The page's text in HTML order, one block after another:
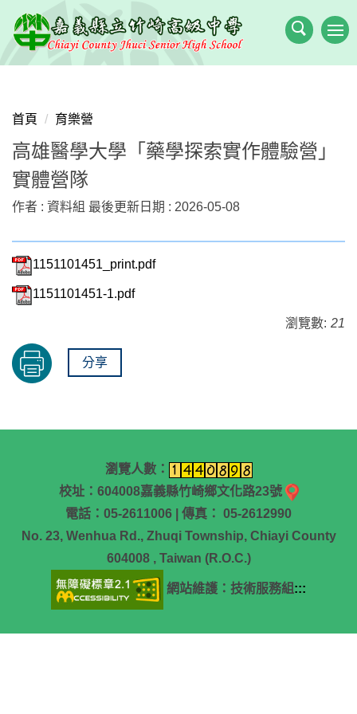
到
主
要
區
首頁 育樂營
高雄醫學大學「藥學探索實作體驗營」
實體營隊
作者 : 資料組 最後更新日期 : 2026-05-08
1151101451_print.pdf
1151101451-1.pdf
瀏覽數: 21
分享
瀏覽人數：
校址：604008嘉義縣竹崎鄉文化路23號
電話：05-2611006 | 傳真： 05-2612990
No. 23, Wenhua Rd., Zhuqi Township, Chiayi County
604008 , Taiwan (R.O.C.)
網站維護：技術服務組 :::